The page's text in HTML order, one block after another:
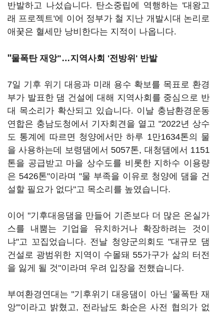
반발하고 나섰습니다. 탄소중립에 역행하는 '대왕고
래 프로젝트'에 이어 정부가 철 지난 개발시대 논리로
애꿎은 혈세만 낭비한다는 지적이 나옵니다.
"물폭탄 재앙"…지역사회 '전방위' 반발
7일 기후 위기 대응과 미래 용수 확보를 목표로 환경
부가 발표한 댐 건설에 대해 지역사회를 중심으로 반
대 목소리가 확산되고 있습니다. 이날 충남환경운동
연합은 충남도청에서 기자회견을 열고 "2022년 상수
도 통계에 따르면 청양에서만 하루 1만1634톤의 물
을 사용하는데 보령댐에서 5057톤, 대청댐에서 1151
톤을 공급받고 마을 상수도를 비롯한 지하수 이용량
은 5426톤"이라며 "물 부족을 이유로 청양에 댐을 건
설할 필요가 없다"고 목소리를 높였습니다.
이어 "기후대응댐을 만들어 기존보다 더 많은 온실가
스를 내뿜는 기업을 유치하거나 확장하려는 것이
냐"고 꼬집었습니다. 전날 청양군의회도 "대규모 댐
건설로 광범위한 지역이 수몰돼 55가구가 삶의 터전
을 잃게 될 것"이라며 우려 입장을 전했습니다.
부여환경연대는 "기후위기 대응댐이 아닌 '물폭탄 재
앙'"이라고 밝혔고, 전라남도 화순은 사전 협의가 없